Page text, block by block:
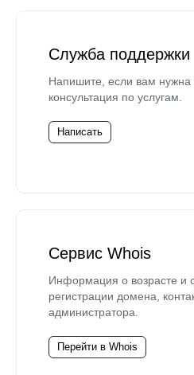
Служба поддержки
Напишите, если вам
консультация по услугам.
Написать
Сервис Whois
Информация о возрасте и
регистрации домена,
администратора.
Перейти в Whois